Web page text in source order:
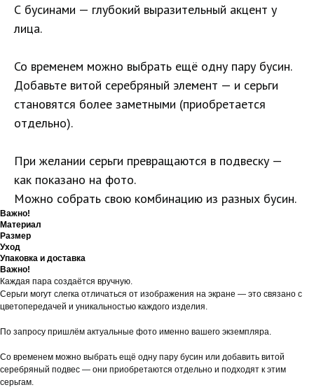
С бусинами — глубокий выразительный акцент у
лица.
Со временем можно выбрать ещё одну пару бусин.
Добавьте витой серебряный элемент — и серьги
становятся более заметными (приобретается
отдельно).
При желании серьги превращаются в подвеску —
как показано на фото.
Можно собрать свою комбинацию из разных бусин.
Важно!
Материал
Размер
Уход
Упаковка и доставка
Важно!
Каждая пара создаётся вручную.
Серьги могут слегка отличаться от изображения на экране — это связано с
цветопередачей и уникальностью каждого изделия.
По запросу пришлём актуальные фото именно вашего экземпляра.
Со временем можно выбрать ещё одну пару бусин или добавить витой
серебряный подвес — они приобретаются отдельно и подходят к этим
серьгам.